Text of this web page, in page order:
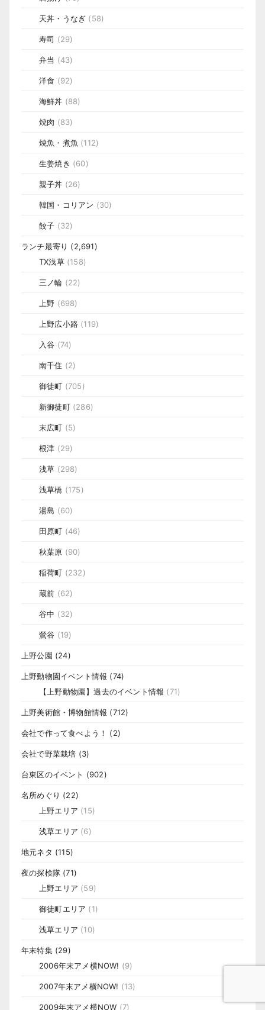
天丼・うなぎ (58)
寿司 (29)
弁当 (43)
洋食 (92)
海鮮丼 (88)
焼肉 (83)
焼魚・煮魚 (112)
生姜焼き (60)
親子丼 (26)
韓国・コリアン (30)
餃子 (32)
ランチ最寄り (2,691)
TX浅草(158)
三ノ輪 (22)
上野 (698)
上野広小路 (119)
入谷 (74)
南千住 (2)
御徒町 (705)
新御徒町(286)
末広町 (5)
根津 (29)
浅草 (298)
浅草橋 (175)
湯島 (60)
田原町 (46)
秋葉原 (90)
稲荷町 (232)
蔵前 (62)
谷中 (32)
鶯谷 (19)
上野公園 (24)
上野動物園イベント情報 (74)
【上野動物園】過去のイベント情報 (71)
上野美術館・博物館情報 (712)
会社で作って食べよう！ (2)
会社で野菜栽培 (3)
台東区のイベント (902)
名所めぐり (22)
上野エリア (15)
浅草エリア (6)
地元ネタ (115)
夜の探検隊 (71)
上野エリア (59)
御徒町エリア (1)
浅草エリア (10)
年末特集(29)
2006年末アメ横NOW! (9)
2007年末アメ横NOW! (13)
2009年末アメ横NOW (7)